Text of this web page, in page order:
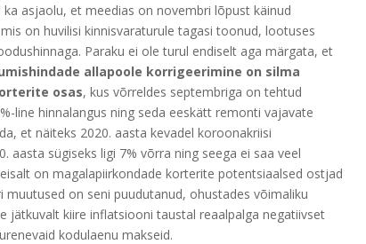
asjaolu, et meedias on novembri lõpust käinud
on huvilisi kinnisvaraturule tagasi toonud, lootuses
Paraku ei ole turul endiselt aga märgata, et
allapoole korrigeerimine on silma
osas, kus võrreldes septembriga on tehtud
line hinnalangus ning seda eeskätt remonti vajavate
et näiteks 2020. aasta kevadel koroonakriisi
aasta sügiseks ligi 7% võrra ning seega ei saa veel
on magalapiirkondade korterite potentsiaalsed ostjad
on seni puudutanud, ohustades võimaliku
jätkuvalt kiire inflatsiooni taustal reaalpalga negatiivset
kodulaenu makseid.